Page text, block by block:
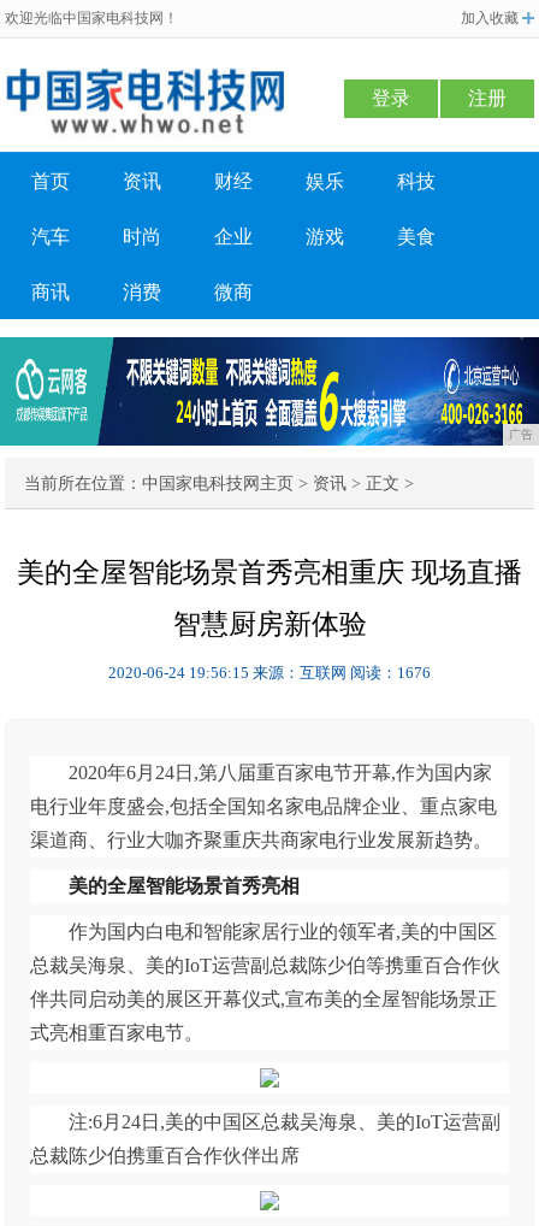
欢迎光临中国家电科技网！ 加入收藏
登录 注册
首页 资讯 财经 娱乐 科技
汽车 时尚 企业 游戏 美食
商讯 消费 微商
广告
当前所在位置：中国家电科技网主页 > 资讯 > 正文 >
美的全屋智能场景首秀亮相重庆 现场直播
智慧厨房新体验
2020-06-24 19:56:15 来源：互联网 阅读：1676
2020年6月24日,第八届重百家电节开幕,作为国内家
电行业年度盛会,包括全国知名家电品牌企业、重点家电
渠道商、行业大咖齐聚重庆共商家电行业发展新趋势。
美的全屋智能场景首秀亮相
作为国内白电和智能家居行业的领军者,美的中国区
总裁吴海泉、美的IoT运营副总裁陈少伯等携重百合作伙
伴共同启动美的展区开幕仪式,宣布美的全屋智能场景正
式亮相重百家电节。
注:6月24日,美的中国区总裁吴海泉、美的IoT运营副
总裁陈少伯携重百合作伙伴出席